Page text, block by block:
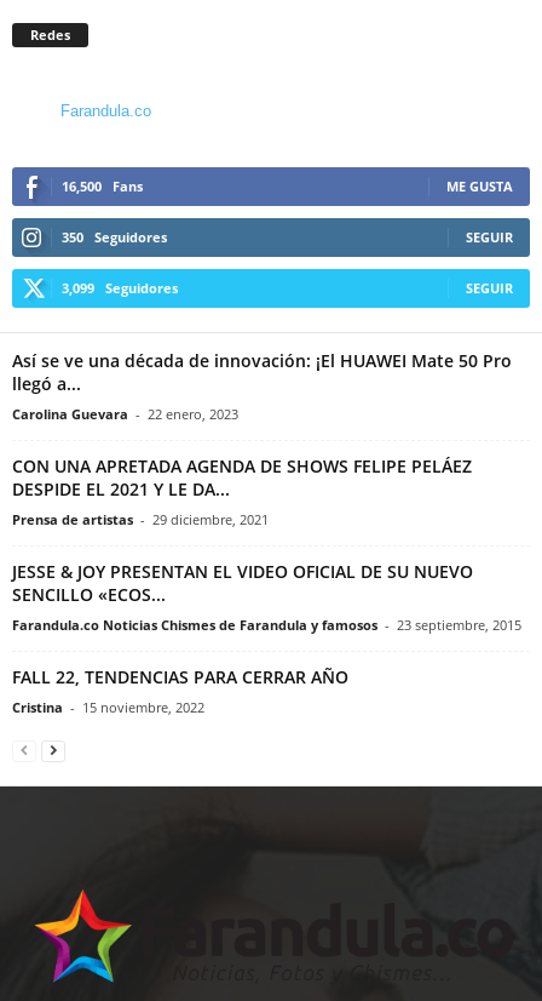
Redes
Farandula.co
16,500 Fans ME GUSTA
350 Seguidores SEGUIR
3,099 Seguidores SEGUIR
Así se ve una década de innovación: ¡El HUAWEI Mate 50 Pro
llegó a...
Carolina Guevara - 22 enero, 2023
CON UNA APRETADA AGENDA DE SHOWS FELIPE PELÁEZ
DESPIDE EL 2021 Y LE DA...
Prensa de artistas - 29 diciembre, 2021
JESSE & JOY PRESENTAN EL VIDEO OFICIAL DE SU NUEVO
SENCILLO «ECOS...
Farandula.co Noticias Chismes de Farandula y famosos - 23 septiembre, 2015
FALL 22, TENDENCIAS PARA CERRAR AÑO
Cristina - 15 noviembre, 2022